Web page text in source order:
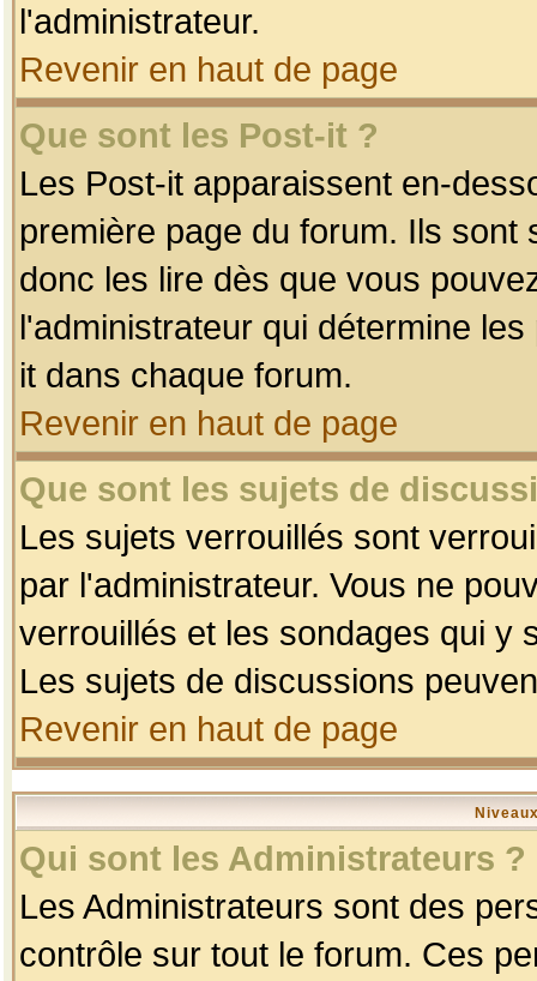
l'administrateur.
Revenir en haut de page
Que sont les Post-it ?
Les Post-it apparaissent en-
première page du forum. Ils
donc les lire dès que vous
l'administrateur qui détermine
it dans chaque forum.
Revenir en haut de page
Que sont les sujets de
Les sujets verrouillés sont
par l'administrateur. Vous ne
verrouillés et les sondages qui y
Les sujets de discussions
Revenir en haut de page
Qui sont les Administrateurs ?
Les Administrateurs sont des
contrôle sur tout le forum. Ces